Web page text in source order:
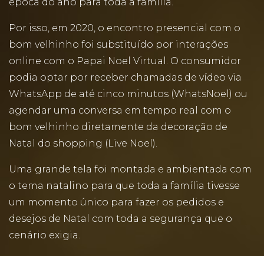
Por isso, em 2020, o encontro presencial com o
bom velhinho foi substituído por interações
online com o Papai Noel Virtual. O consumidor
podia optar por receber chamadas de vídeo via
WhatsApp de até cinco minutos (WhatsNoel) ou
agendar uma conversa em tempo real com o
bom velhinho diretamente da decoração de
Natal do shopping (Live Noel).
Uma grande tela foi montada e ambientada com
o tema natalino para que toda a família tivesse
um momento único para fazer os pedidos e
desejos de Natal com toda a segurança que o
cenário exigia.